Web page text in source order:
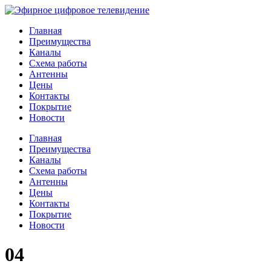
Главная
Преимущества
Каналы
Схема работы
Антенны
Цены
Контакты
Покрытие
Новости
Главная
Преимущества
Каналы
Схема работы
Антенны
Цены
Контакты
Покрытие
Новости
04